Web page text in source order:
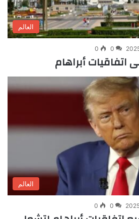
العالم
0
0
اتفاقيات أبراهام
العالم
0
0